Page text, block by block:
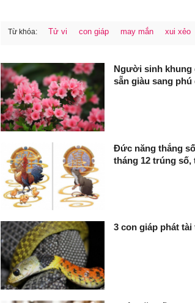
Từ khóa: Tử vi con giáp may mắn xui xẻo
Người sinh khung
sẵn giàu sang phú
Đức năng thắng
tháng 12 trúng số,
3 con giáp phát